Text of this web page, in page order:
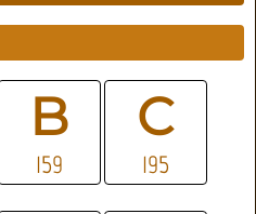
B
159
C
195